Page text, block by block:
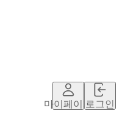
마이페이지로그인